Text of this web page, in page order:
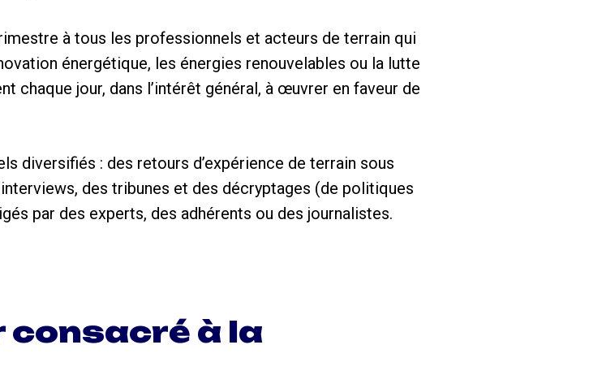
à tous les professionnels et acteurs de terrain qui
énergétique, les énergies renouvelables ou la lutte
chaque jour, dans l’intérêt général, à œuvrer en faveur de
diversifiés : des retours d’expérience de terrain sous
des tribunes et des décryptages (de politiques
par des experts, des adhérents ou des journalistes.
consacré à la